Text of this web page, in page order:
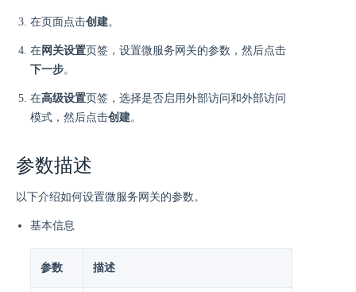
在页面点击创建。
在网关设置页签，设置微服务网关的参数，然后点击
下一步。
在高级设置页签，选择是否启用外部访问和外部访问
模式，然后点击创建。
参数描述
以下介绍如何设置微服务网关的参数。
基本信息
参数 描述